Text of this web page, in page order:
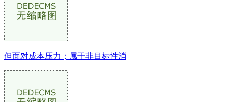
但面对成本压力；属于非目标性消